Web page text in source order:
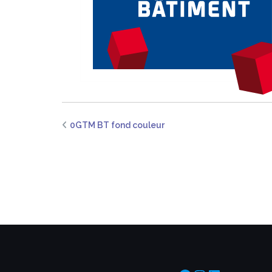
0GTM BT fond couleur